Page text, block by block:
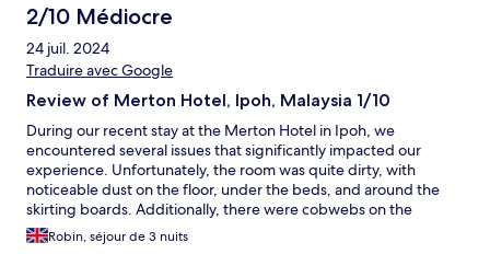
2/10 Médiocre
24 juil. 2024
Traduire avec Google
Review of Merton Hotel, Ipoh, Malaysia 1/10
During our recent stay at the Merton Hotel in Ipoh, we
encountered several issues that significantly impacted our
experience. Unfortunately, the room was quite dirty, with
noticeable dust on the floor, under the beds, and around the
skirting boards. Additionally, there were cobwebs on the
ceiling, which indicated a lack of thorough cleaning. A more
alarming issue occurred when the plug point set on fire as we
Robin, séjour de 3 nuits